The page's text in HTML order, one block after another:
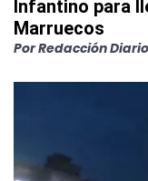
Infantino para
Marruecos
PorRedacción